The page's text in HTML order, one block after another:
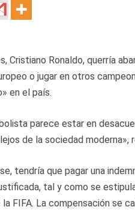
Cristiano Ronaldo, querría
o jugar en otros
en el país.
parece estar en
de la sociedad moderna»,
tendría que pagar una
tal y como se
FIFA. La compensación se